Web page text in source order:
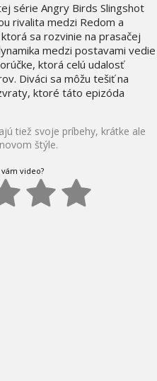
série Angry Birds Slingshot
rivalita medzi Redom a
sa rozvinie na prasačej
medzi postavami vedie
ktorá celú udalosť
Diváci sa môžu tešiť na
ktoré táto epizóda
tiež svoje príbehy, krátke ale
štýle.
vám video?